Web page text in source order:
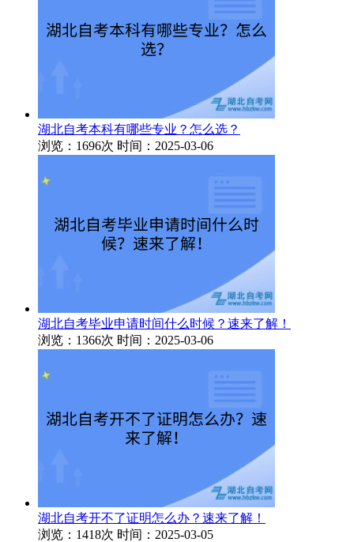
湖北自考本科有哪些专业？怎么选？
浏览：1696次 时间：2025-03-06
湖北自考毕业申请时间什么时候？速来了解！
浏览：1366次 时间：2025-03-06
湖北自考开不了证明怎么办？速来了解！
浏览：1418次 时间：2025-03-05